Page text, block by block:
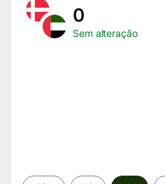
0
Sem alteração